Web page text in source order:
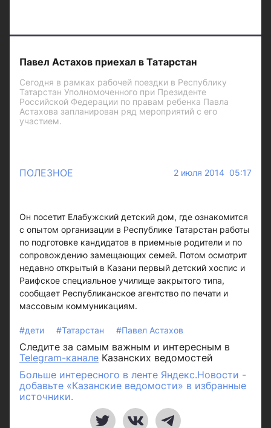
Павел Астахов приехал в Татарстан
Сегодня в рамках рабочей поездки в Республику
Татарстан Уполномоченного при Президенте
Российской Федерации по правам ребенка Павла
Астахова запланирован ряд мероприятий с его
участием.
ПОЛЕЗНОЕ 2 июля 2014 05:17
Он посетит Елабужский детский дом, где ознакомится
с опытом организации в Республике Татарстан работы
по подготовке кандидатов в приемные родители и по
сопровождению замещающих семей. Потом осмотрит
недавно открытый в Казани первый детский хоспис и
Раифское специальное училище закрытого типа,
сообщает Республиканское агентство по печати и
массовым коммуникациям.
#дети #Татарстан #Павел Астахов
Следите за самым важным и интересным в
Telegram-канале Казанских ведомостей
Больше интересного в ленте Яндекс.Новости -
добавьте «Казанские ведомости» в избранные
источники.